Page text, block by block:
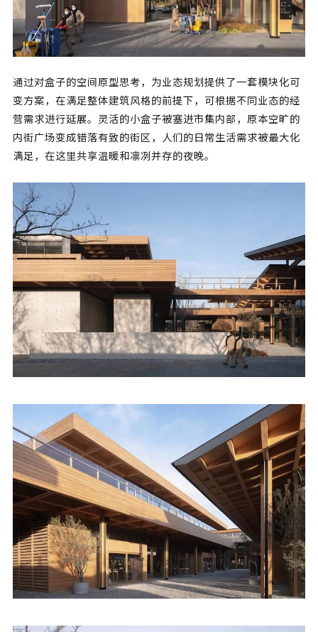
通过对盒子的空间原型思考，为业态规划提供了一套模块化可
变方案，在满足整体建筑风格的前提下，可根据不同业态的经
营需求进行延展。灵活的小盒子被塞进市集内部，原本空旷的
内街广场变成错落有致的街区，人们的日常生活需求被最大化
满足，在这里共享温暖和凛冽并存的夜晚。